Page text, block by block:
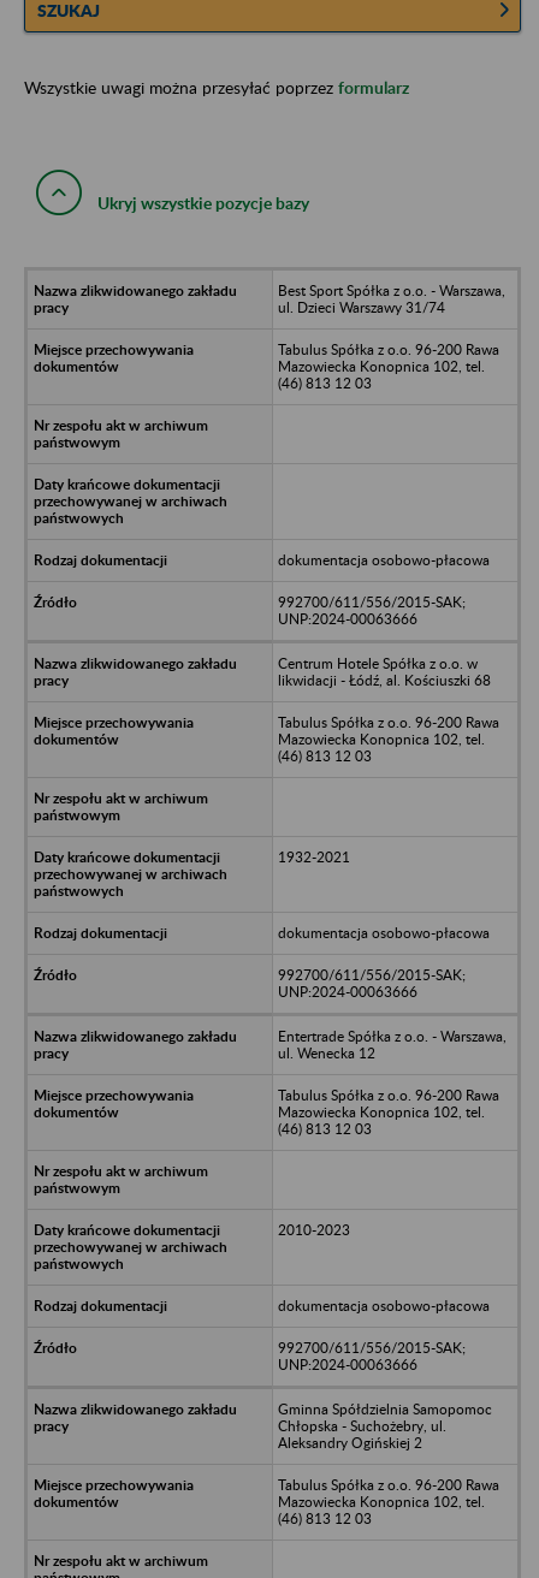
SZUKAJ
Wszystkie uwagi można przesyłać poprzez formularz
Ukryj wszystkie pozycje bazy
Best Sport Spółka z o.o. - Warszawa,
ul. Dzieci Warszawy 31/74
Tabulus Spółka z o.o. 96-200 Rawa
Mazowiecka Konopnica 102, tel.
(46) 813 12 03
dokumentacja osobowo-płacowa
992700/611/556/2015-SAK;
UNP:2024-00063666
Centrum Hotele Spółka z o.o. w
likwidacji - Łódź, al. Kościuszki 68
Tabulus Spółka z o.o. 96-200 Rawa
Mazowiecka Konopnica 102, tel.
(46) 813 12 03
1932-2021
dokumentacja osobowo-płacowa
992700/611/556/2015-SAK;
UNP:2024-00063666
Entertrade Spółka z o.o. - Warszawa,
ul. Wenecka 12
Tabulus Spółka z o.o. 96-200 Rawa
Mazowiecka Konopnica 102, tel.
(46) 813 12 03
2010-2023
dokumentacja osobowo-płacowa
992700/611/556/2015-SAK;
UNP:2024-00063666
Gminna Spółdzielnia Samopomoc
Chłopska - Suchożebry, ul.
Aleksandry Ogińskiej 2
Tabulus Spółka z o.o. 96-200 Rawa
Mazowiecka Konopnica 102, tel.
(46) 813 12 03